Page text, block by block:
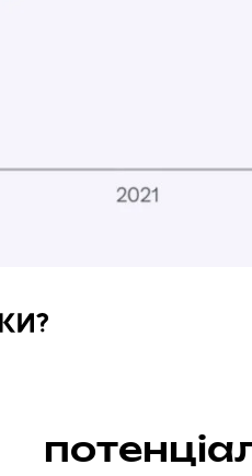
суспільні дані